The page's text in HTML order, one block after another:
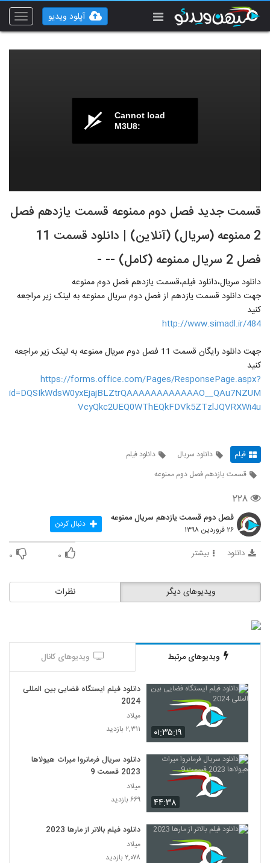
Toggle
آپلود ویدیو
Cannot load
M3U8:
قسمت جدید فصل دوم ممنوعه قسمت یازدهم فصل
2 ممنوعه (سریال) (آنلاین) | دانلود قسمت 11
فصل 2 سریال ممنوعه (کامل) -- -
دانلود سریال،دانلود فیلم،قسمت یازدهم فصل دوم ممنوعه
جهت دانلود قسمت یازدهم از فصل دوم سریال ممنوعه به لینک زیر مراجعه
کنید
http://www.simadl.ir/484
جهت دانلود رایگان قسمت 11 فصل دوم سریال ممنوعه به لینک زیر مراجعه
کنید
https://forms.office.com/Pages/ResponsePage.aspx?
id=DQSIkWdsW0yxEjajBLZtrQAAAAAAAAAAAAO__QAu7NZUM
VcyQkc2UEQ0WThEQkFDVk5ZTzlJQVRXWi4u
فیلم دانلود سریال
دانلود فیلم
قسمت یازدهم فصل دوم ممنوعه
۲۲۸
فصل دوم قسمت یازدهم سریال ممنوعه
۲۶ فروردین ۱۳۹۸ دنبال کردن
دانلود بیشتر ۰ ۰
نظرات ویدیوهای دیگر
ویدیوهای مرتبط ویدیوهای کانال
۰۱:۳۵:۱۹
دانلود فیلم ایستگاه فضایی بین المللی
2024
میلاد
۲,۳۱۱ بازدید
۴۴:۳۸
دانلود سریال فرمانروا میراث هیولاها
2023 قسمت 9
میلاد
۶۶۹ بازدید
دانلود فیلم بالاتر از مارها 2023
میلاد
۲,۰۷۸ بازدید